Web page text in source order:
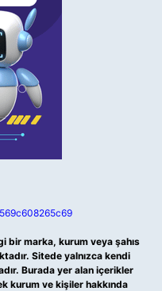
bir marka, kurum veya şahıs
Sitede yalnızca kendi
Burada yer alan içerikler
kurum ve kişiler hakkında